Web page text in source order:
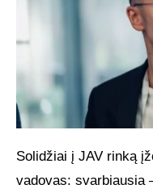
Solidžiai į JAV rinką
vadovas: svarbiausia